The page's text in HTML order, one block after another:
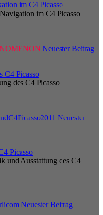
im C4 Picasso
im C4 Picasso
Neuester Beitrag
C4 Picasso
des C4 Picasso
Neuester
Picasso
und Ausstattung des C4
Neuester Beitrag